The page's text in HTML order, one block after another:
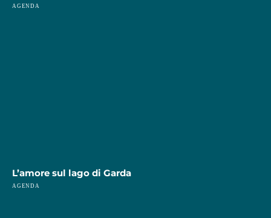
AGENDA
L’amore sul lago di Garda
AGENDA